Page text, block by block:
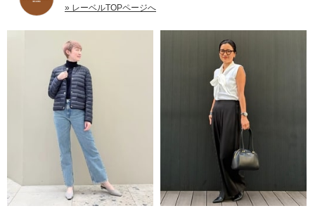
» レーベルTOPページへ